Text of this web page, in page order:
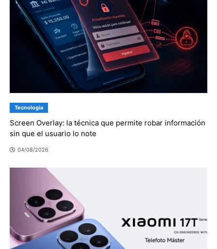
Tecnologia
Screen Overlay: la técnica que permite robar información
sin que el usuario lo note
04/08/2026